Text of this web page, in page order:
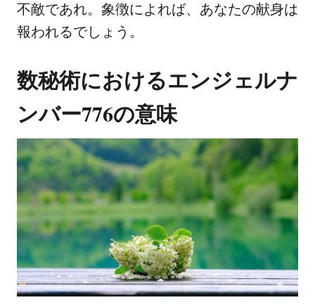
不敵であれ。象徴によれば、あなたの献身は
報われるでしょう。
数秘術におけるエンジェルナ
ンバー776の意味